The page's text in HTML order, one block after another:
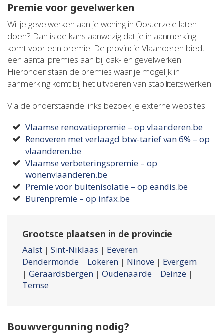
Premie voor gevelwerken
Wil je gevelwerken aan je woning in Oosterzele laten
doen? Dan is de kans aanwezig dat je in aanmerking
komt voor een premie. De provincie Vlaanderen biedt
een aantal premies aan bij dak- en gevelwerken.
Hieronder staan de premies waar je mogelijk in
aanmerking komt bij het uitvoeren van stabiliteitswerken:
Via de onderstaande links bezoek je externe websites.
Vlaamse renovatiepremie – op vlaanderen.be
Renoveren met verlaagd btw-tarief van 6% – op
vlaanderen.be
Vlaamse verbeteringspremie – op
wonenvlaanderen.be
Premie voor buitenisolatie – op eandis.be
Burenpremie – op infax.be
Grootste plaatsen in de provincie
Aalst | Sint-Niklaas | Beveren |
Dendermonde | Lokeren | Ninove | Evergem
| Geraardsbergen | Oudenaarde | Deinze |
Temse |
Bouwvergunning nodig?